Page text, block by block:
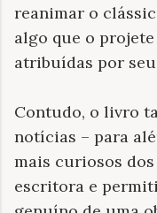
reanimar o
algo que o
atribuídas por
Contudo, o livro
notícias – para
mais curiosos
escritora e